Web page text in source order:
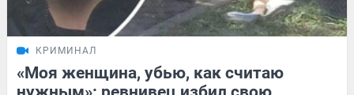
КРИМИНАЛ
«Моя женщина, убью, как считаю